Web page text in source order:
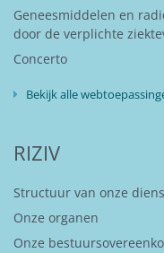
Geneesmiddelen en
door de verplichte
Concerto
Bekijk alle
RIZIV
Structuur van onze
Onze organen
Onze